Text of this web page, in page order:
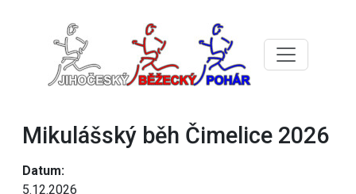
Mikulášský běh Čimelice 2026
Datum:
5.12.2026